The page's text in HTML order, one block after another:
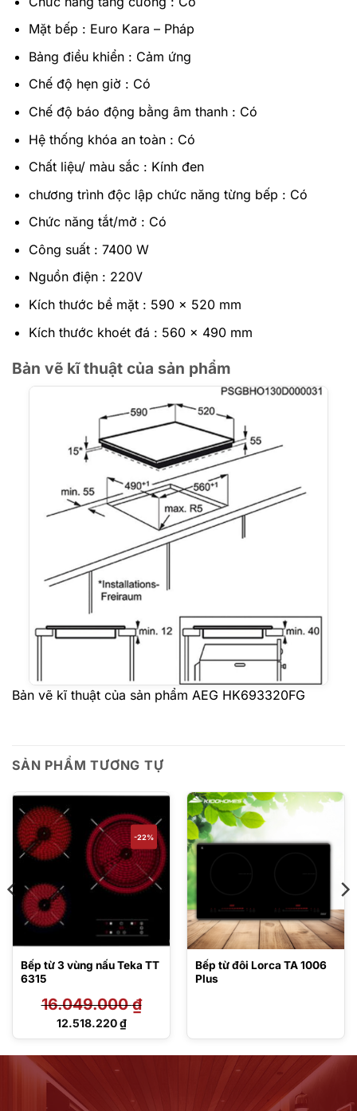
Mặt bếp : Euro Kara – Pháp
Bảng điều khiển : Cảm ứng
Chế độ hẹn giờ : Có
Chế độ báo động bằng âm thanh : Có
Hệ thống khóa an toàn : Có
Chất liệu/ màu sắc : Kính đen
chương trình độc lập chức năng từng bếp : Có
Chức năng tắt/mở : Có
Công suất : 7400 W
Nguồn điện : 220V
Kích thước bề mặt : 590 x 520 mm
Kích thước khoét đá : 560 x 490 mm
Bản vẽ kĩ thuật của sản phẩm
Bản vẽ kĩ thuật của sản phẩm AEG HK693320FG
SẢN PHẨM TƯƠNG TỰ
-22%
Bếp từ 3 vùng nấu Teka TT
6315
16.049.000₫
Giá
12.518.220₫
Giá
Bếp từ đôi Lorca TA 1006
Plus